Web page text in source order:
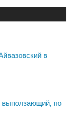
в
выползающий, по